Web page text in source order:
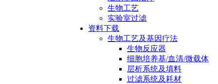
生物工艺
实验室过滤
资料下载
生物工艺及基因疗法
生物反应器
细胞培养基/血清/微载体
层析系统及填料
过滤系统及耗材